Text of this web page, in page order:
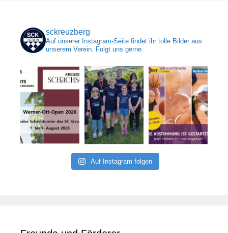
sckreuzberg
Auf unserer Instagram-Seite findet ihr tolle Bilder aus
unserem Verein. Folgt uns gerne.
Auf Instagram folgen